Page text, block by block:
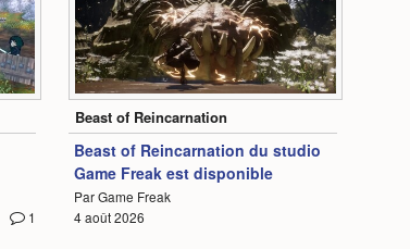
1:18
1
1:53
Beast of Reincarnation
Beast of Reincarnation du studio
Game Freak est disponible
Par Game Freak
4 août 2026